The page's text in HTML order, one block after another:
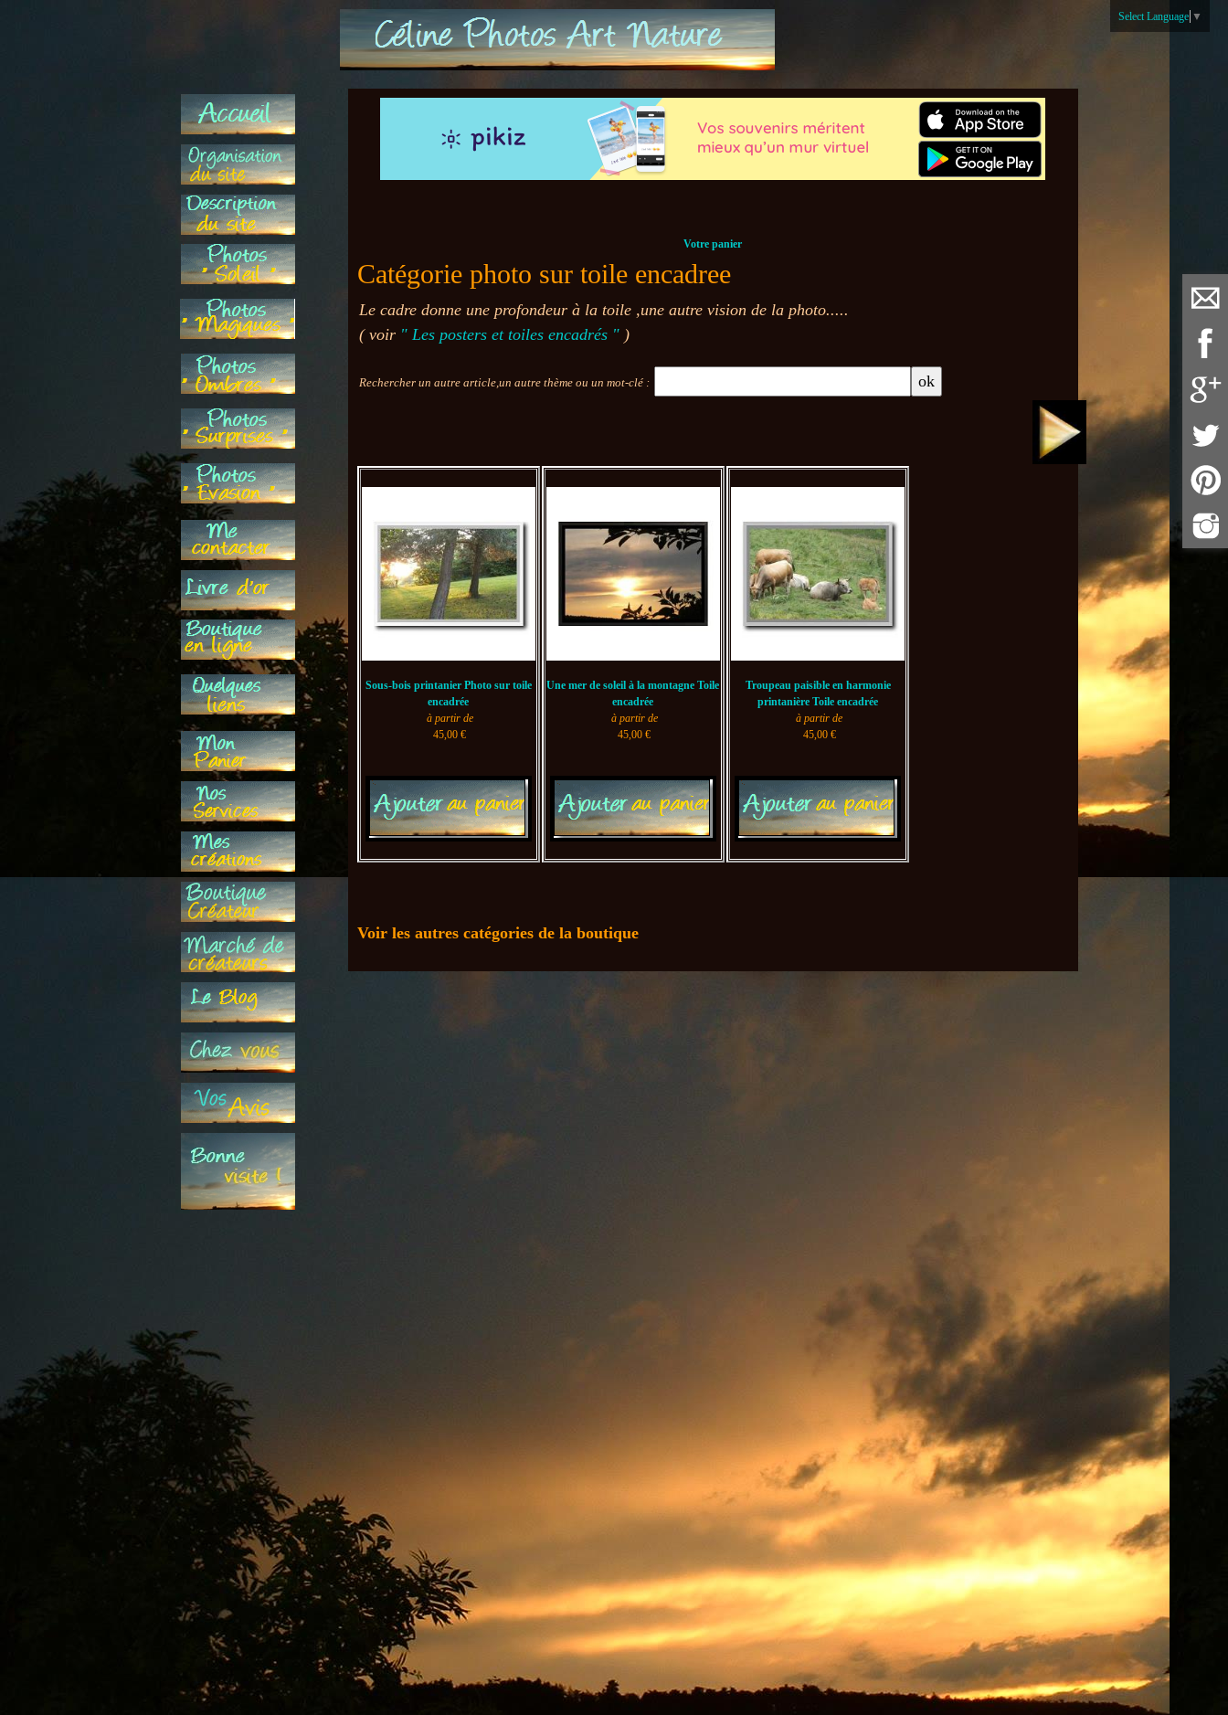
Select Language ▼
Votre panier
Catégorie photo sur toile encadree
Le cadre donne une profondeur à la toile ,une autre vision de la photo.....
( voir " Les posters et toiles encadrés " )
Rechercher un autre article,un autre thème ou un mot-clé :
Sous-bois printanier Photo sur toile
encadrée
à partir de
45,00 €
Une mer de soleil à la montagne Toile
encadrée
à partir de
45,00 €
Troupeau paisible en harmonie
printanière Toile encadrée
à partir de
45,00 €
Voir les autres catégories de la boutique